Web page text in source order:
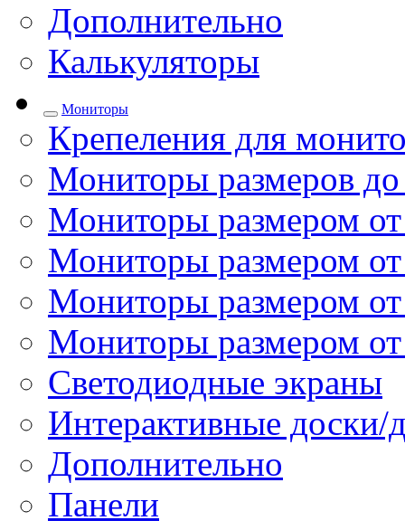
Дополнительно
Калькуляторы
Мониторы
Крепеления для
Мониторы размеров
Мониторы размером
Мониторы размером
Мониторы размером
Мониторы размером
Светодиодные экраны
Интерактивные доски/
Дополнительно
Панели